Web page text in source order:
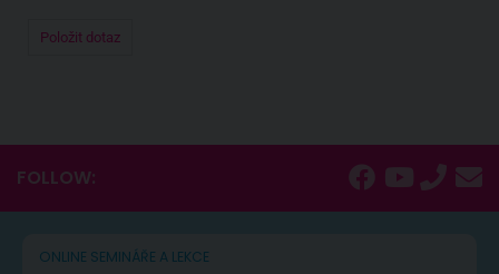
Položit dotaz
FOLLOW:
ONLINE SEMINÁŘE A LEKCE